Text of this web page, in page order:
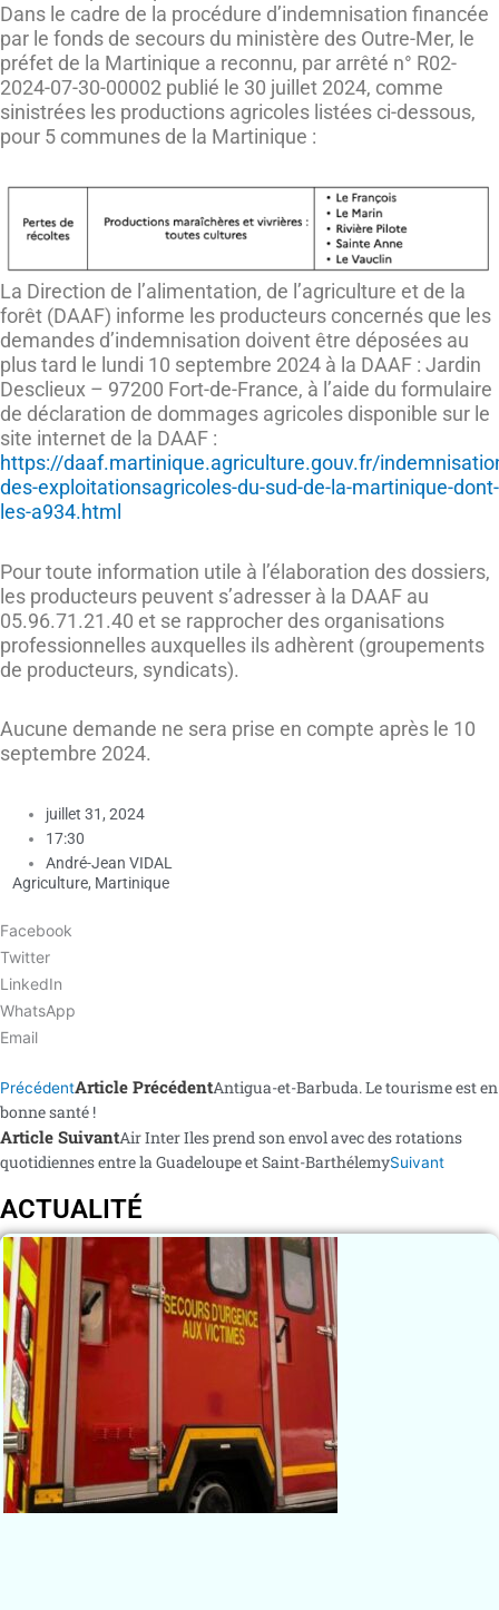
Dans le cadre de la procédure d’indemnisation financée
par le fonds de secours du ministère des Outre-Mer, le
préfet de la Martinique a reconnu, par arrêté n° R02-
2024-07-30-00002 publié le 30 juillet 2024, comme
sinistrées les productions agricoles listées ci-dessous,
pour 5 communes de la Martinique :
La Direction de l’alimentation, de l’agriculture et de la
forêt (DAAF) informe les producteurs concernés que les
demandes d’indemnisation doivent être déposées au
plus tard le lundi 10 septembre 2024 à la DAAF : Jardin
Desclieux – 97200 Fort-de-France, à l’aide du formulaire
de déclaration de dommages agricoles disponible sur le
site internet de la DAAF :
https://daaf.martinique.agriculture.gouv.fr/
des-exploitationsagricoles-du-sud-de-la-martinique-dont-
les-a934.html
Pour toute information utile à l’élaboration des dossiers,
les producteurs peuvent s’adresser à la DAAF au
05.96.71.21.40 et se rapprocher des organisations
professionnelles auxquelles ils adhèrent (groupements
de producteurs, syndicats).
Aucune demande ne sera prise en compte après le 10
septembre 2024.
juillet 31, 2024
17:30
André-Jean VIDAL
Agriculture, Martinique
Facebook
Twitter
LinkedIn
WhatsApp
Email
PrécédentArticle PrécédentAntigua-et-Barbuda. Le tourisme est en
bonne santé !
Article SuivantAir Inter Iles prend son envol avec des rotations
quotidiennes entre la Guadeloupe et Saint-BarthélemySuivant
ACTUALITÉ